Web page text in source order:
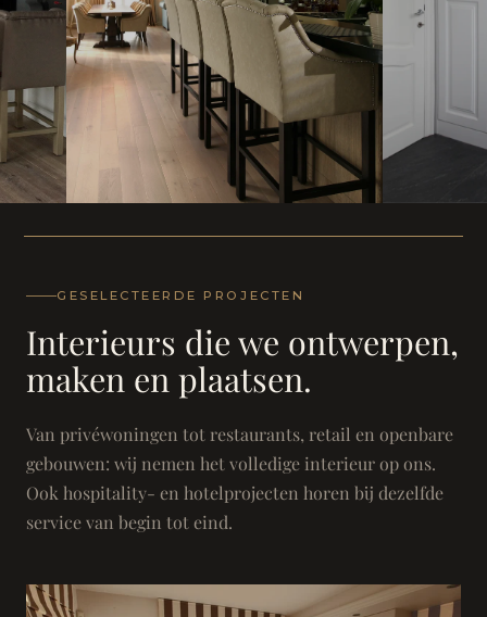
Landhuis - Grimbergen
GESELECTEERDE PROJECTEN
Interieurs die we ontwerpen,
maken en plaatsen.
Van privéwoningen tot restaurants, retail en openbare
gebouwen: wij nemen het volledige interieur op ons.
Ook hospitality- en hotelprojecten horen bij dezelfde
service van begin tot eind.